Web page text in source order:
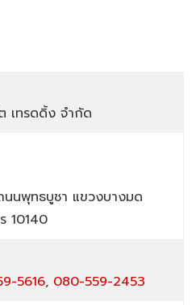
เทรดดิ้ง จำกัด
นนพุทธบูชา แขวงบางมด
10140
5616, 080-559-2453